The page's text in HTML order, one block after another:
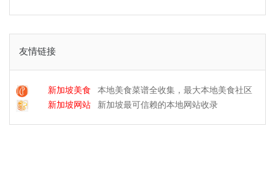
友情链接
新加坡美食
本地美食菜谱全收集，最大本地美食社区
新加坡网站
新加坡最可信赖的本地网站收录